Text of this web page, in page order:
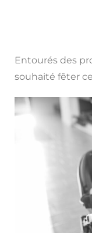
Entourés des
souhaité fêter